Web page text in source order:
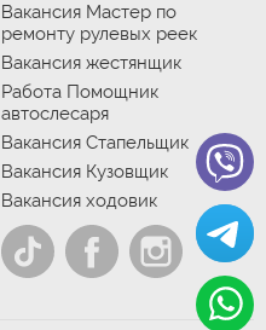
Вакансия Мастер по
ремонту рулевых реек
Вакансия жестянщик
Работа Помощник
автослесаря
Вакансия Стапельщик
Вакансия Кузовщик
Вакансия ходовик